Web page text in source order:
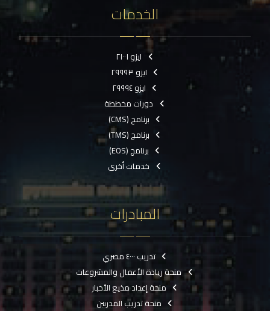
الخدمات
ايزو ٢١٠٠١
ايزو ٢٩٩٩٣
ايزو ٢٩٩٩٤
دورات مخططة
برنامج (CMS)
برنامج (TMS)
برنامج (EOS)
خدمات أخرى
المبادرات
تدريب ٤٠٠٠ مصري
منحة ريادة الأعمال والمشروعات
منحة إعداد مذيع الأخبار
منحة تدريب المدربين